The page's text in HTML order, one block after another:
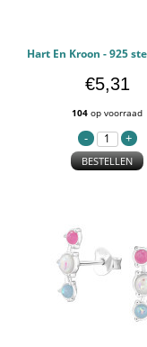
€5,31
104 op voorraad
BESTELLEN